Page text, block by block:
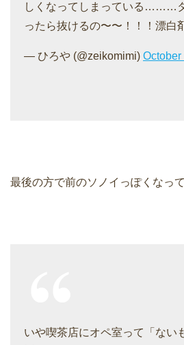
しくなってしまっている………
ったら抜けるの〜〜！！！漂白
— ひろや (@zeikomimi) October
最後の方で前のソノイっぽくなっ
いや喫茶店にオペ室って「ない